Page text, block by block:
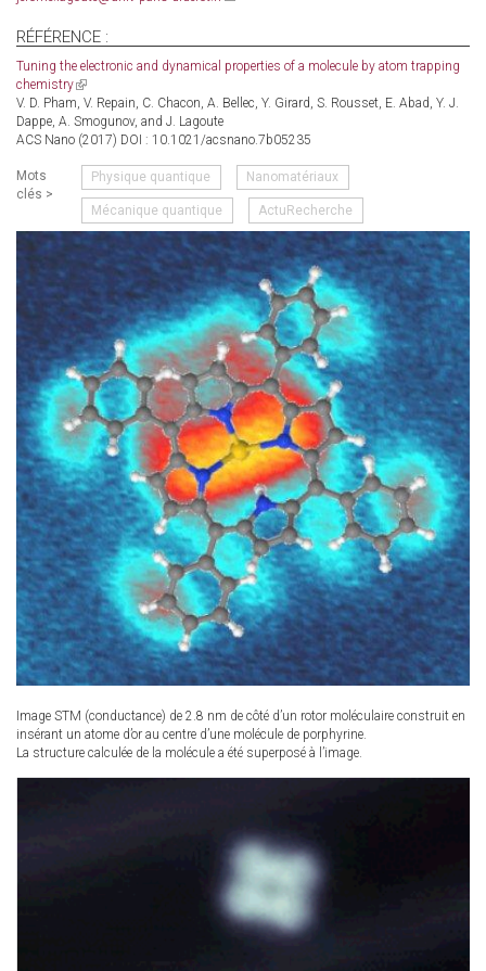
RÉFÉRENCE :
Tuning the electronic and dynamical properties of a molecule by atom trapping
chemistry(link
is
external)
V. D. Pham, V. Repain, C. Chacon, A. Bellec, Y. Girard, S. Rousset, E. Abad, Y. J.
Dappe, A. Smogunov, and J. Lagoute
ACS Nano (2017) DOI : 10.1021/acsnano.7b05235
Mots
clés >
Physique quantique Nanomatériaux
Mécanique quantique ActuRecherche
Image STM (conductance) de 2.8 nm de côté d’un rotor moléculaire construit en
insérant un atome d’or au centre d’une molécule de porphyrine.
La structure calculée de la molécule a été superposé à l’image.